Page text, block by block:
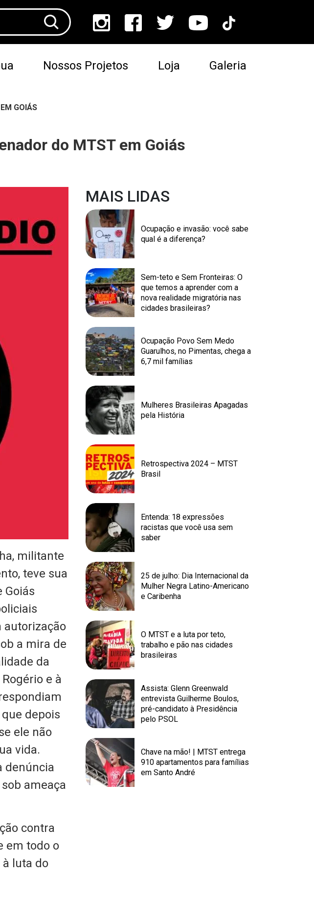
Nossos Projetos Loja Galeria
GOIÁS
do MTST em Goiás
militante
teve sua
Goiás
autorização
a mira de
da
e à
depois
ele não
vida.
denúncia
ameaça
contra
em todo o
luta do
MAIS LIDAS
Ocupação e invasão: você sabe
qual é a diferença?
Sem-teto e Sem Fronteiras: O
que temos a aprender com a
nova realidade migratória nas
cidades brasileiras?
Ocupação Povo Sem Medo
Guarulhos, no Pimentas, chega a
6,7 mil famílias
Mulheres Brasileiras Apagadas
pela História
Retrospectiva 2024 – MTST
Brasil
Entenda: 18 expressões
racistas que você usa sem
saber
25 de julho: Dia Internacional da
Mulher Negra Latino-Americano
e Caribenha
O MTST e a luta por teto,
trabalho e pão nas cidades
brasileiras
Assista: Glenn Greenwald
entrevista Guilherme Boulos,
pré-candidato à Presidência
pelo PSOL
Chave na mão! | MTST entrega
910 apartamentos para famílias
em Santo André